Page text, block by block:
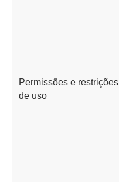
Permissões e restrições
de uso